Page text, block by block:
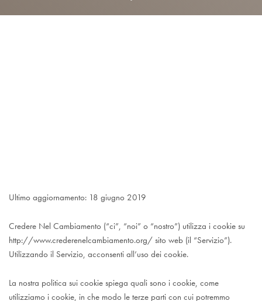
Ultimo aggiornamento: 18 giugno 2019
Credere Nel Cambiamento (“ci”, “noi” o “nostro”) utilizza i cookie su
http://www.crederenelcambiamento.org/ sito web (il “Servizio”).
Utilizzando il Servizio, acconsenti all’uso dei cookie.
La nostra politica sui cookie spiega quali sono i cookie, come
utilizziamo i cookie, in che modo le terze parti con cui potremmo